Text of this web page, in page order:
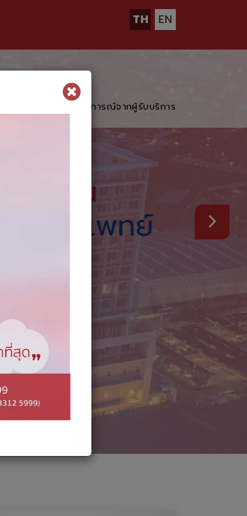
TH EN
ประสบการณ์จากผู้รับบริการ